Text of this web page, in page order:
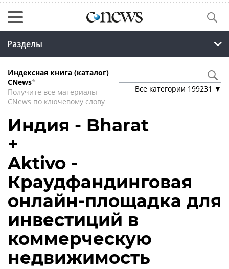
Разделы
Индексная книга (каталог)
CNews*
Получите все материалы
CNews по ключевому слову
Все категории 199231 ▼
Индия - Bharat
+
Aktivo -
Краудфандинговая
онлайн-площадка для
инвестиций в
коммерческую
недвижимость